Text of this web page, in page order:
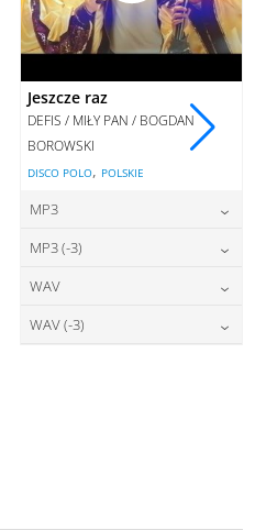
Jeszcze raz
DEFIS / MIŁY PAN / BOGDAN
BOROWSKI
DISCO POLO, POLSKIE
MP3
cena:
DODAJ DO KOSZYKA
MP3 (-3)
DODAJ DO KOSZYKA
WAV
cena:
WAV (-3)